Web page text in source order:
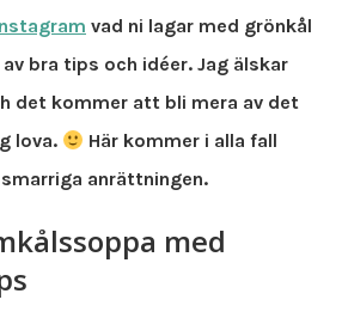
vad ni lagar med grönkål
bra tips och idéer. Jag älskar
det kommer att bli mera av det
lova.
Här kommer i alla fall
anrättningen.
med